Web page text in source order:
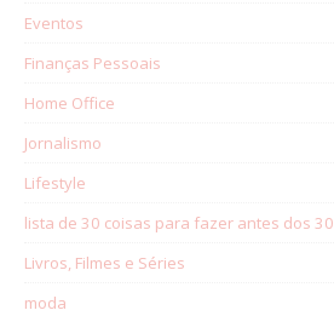
Eventos
Finanças Pessoais
Home Office
Jornalismo
Lifestyle
lista de 30 coisas para fazer antes dos 30
Livros, Filmes e Séries
moda